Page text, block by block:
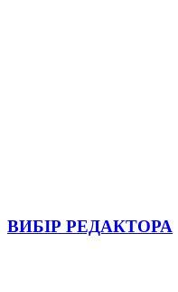
ВИБІР РЕДАКТОРА